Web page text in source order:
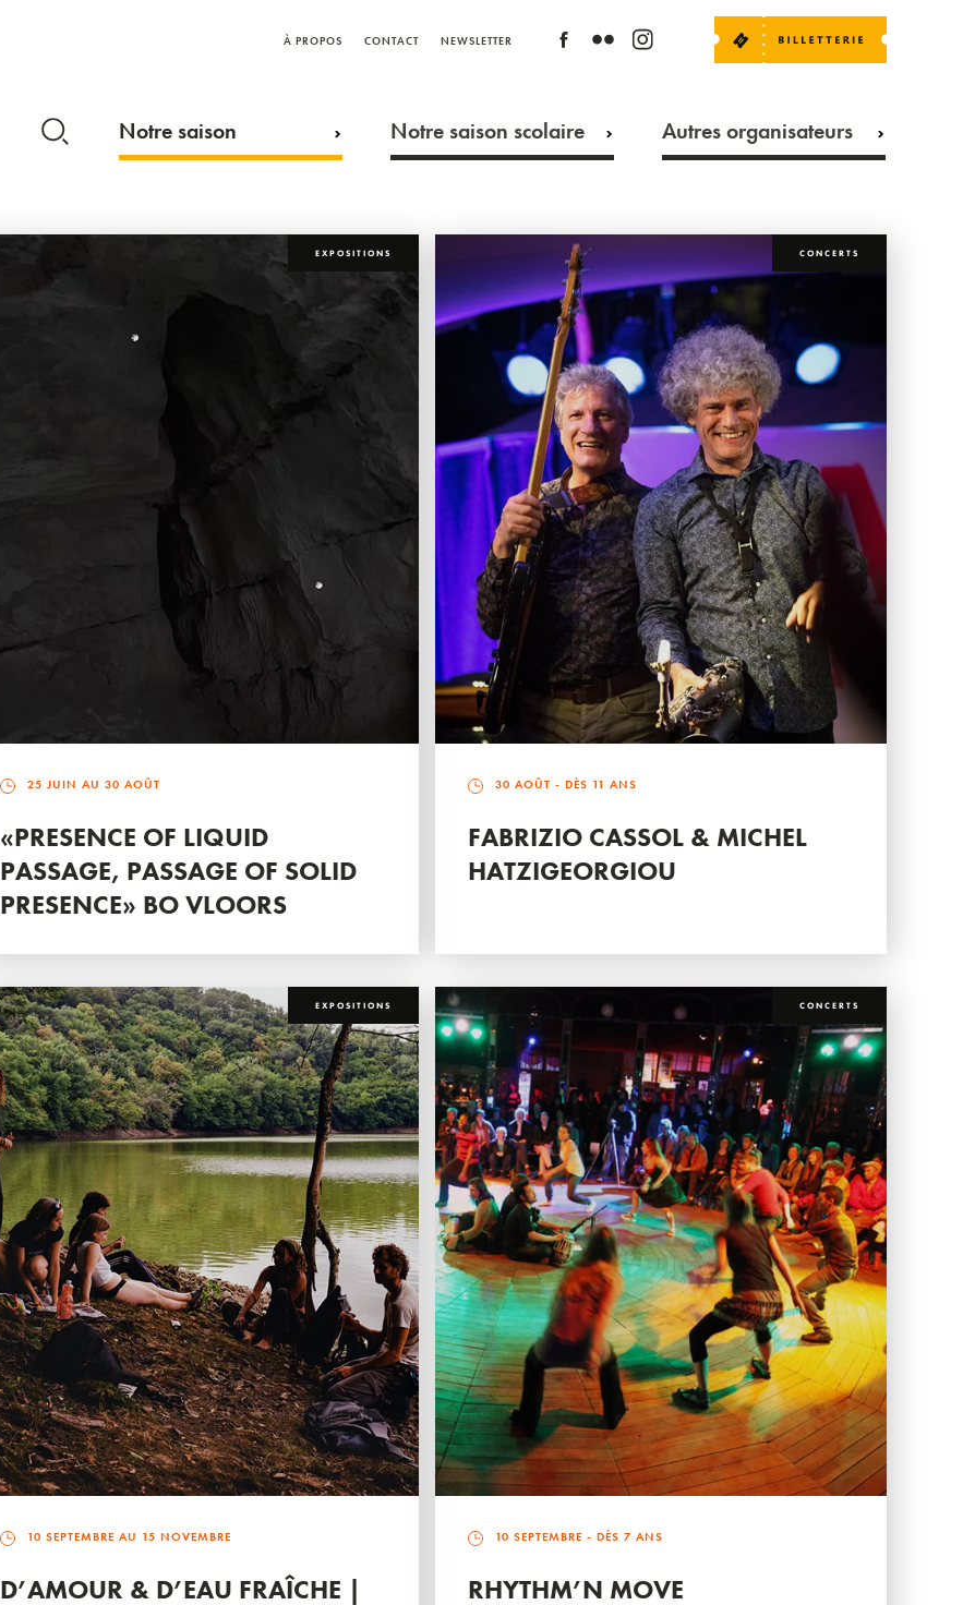
À PROPOS CONTACT NEWSLETTER
Notre saison Notre saison scolaire Autres organisateurs
EXPOSITIONS
25 JUIN AU 30 AOÛT
«PRESENCE OF LIQUID
PASSAGE, PASSAGE OF SOLID
PRESENCE» BO VLOORS
CONCERTS
30 AOÛT - DÈS 11 ANS
FABRIZIO CASSOL & MICHEL
HATZIGEORGIOU
EXPOSITIONS
10 SEPTEMBRE AU 15 NOVEMBRE
D’AMOUR & D’EAU FRAÎCHE |
CONCERTS
10 SEPTEMBRE - DÈS 7 ANS
RHYTHM’N MOVE